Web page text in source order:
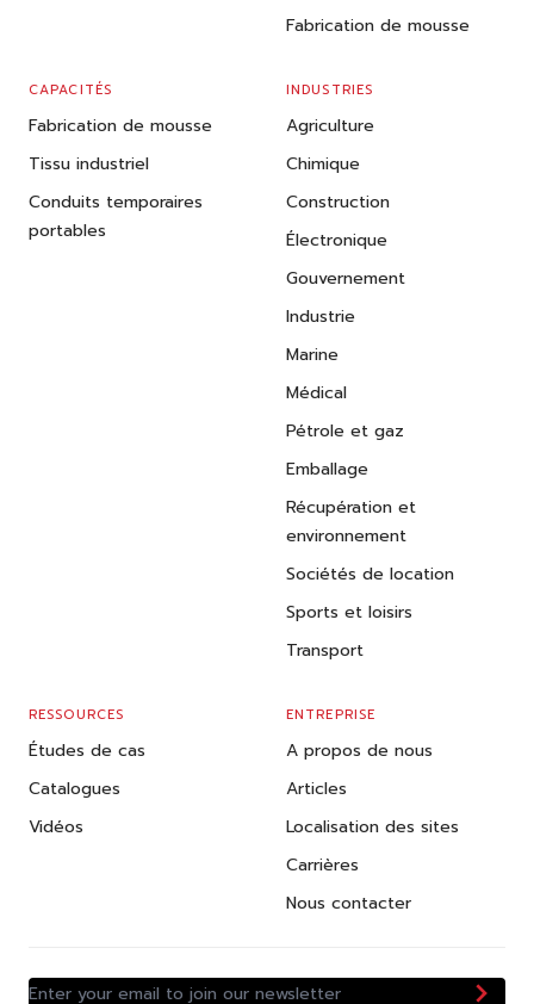
Fabrication de mousse
CAPACITÉS
Fabrication de mousse
Tissu industriel
Conduits temporaires
portables
INDUSTRIES
Agriculture
Chimique
Construction
Électronique
Gouvernement
Industrie
Marine
Médical
Pétrole et gaz
Emballage
Récupération et
environnement
Sociétés de location
Sports et loisirs
Transport
RESSOURCES
Études de cas
Catalogues
Vidéos
ENTREPRISE
A propos de nous
Articles
Localisation des sites
Carrières
Nous contacter
Enter your email to join our newsletter